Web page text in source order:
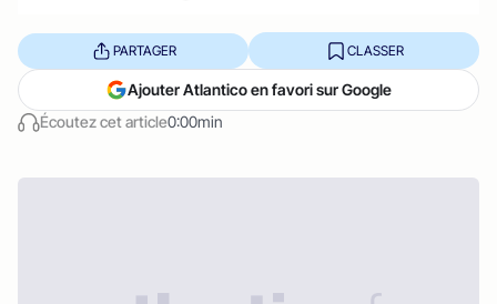
Écoutez cet article0:00min
PARTAGER CLASSER
Ajouter Atlantico en favori sur Google